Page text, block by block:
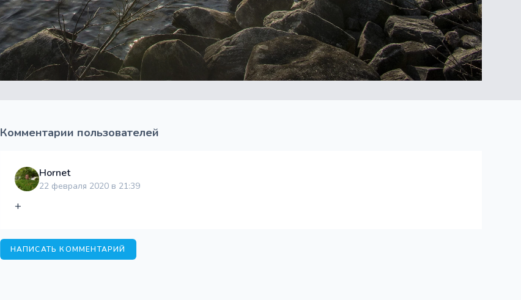
Комментарии пользователей
Hornet
22 февраля 2020 в 21:39
+
НАПИСАТЬ КОММЕНТАРИЙ